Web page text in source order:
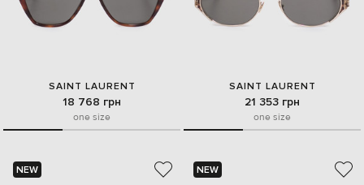
SAINT LAURENT
18 768 грн
one size
SAINT LAURENT
21 353 грн
one size
NEW NEW